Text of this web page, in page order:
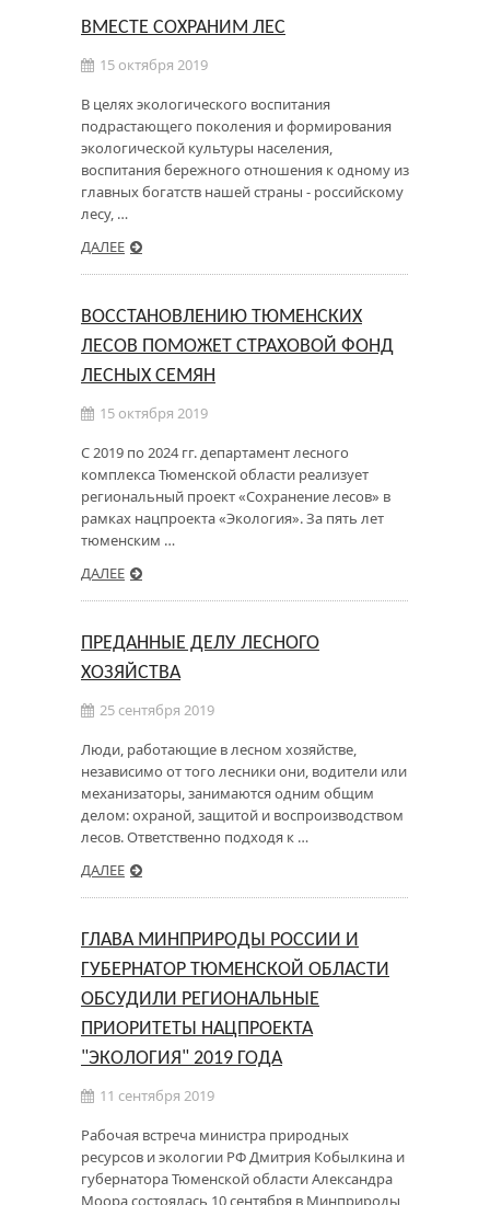
ВМЕСТЕ СОХРАНИМ ЛЕС
15 октября 2019
В целях экологического воспитания
подрастающего поколения и формирования
экологической культуры населения,
воспитания бережного отношения к одному из
главных богатств нашей страны - российскому
лесу, …
ДАЛЕЕ
ВОССТАНОВЛЕНИЮ ТЮМЕНСКИХ
ЛЕСОВ ПОМОЖЕТ СТРАХОВОЙ ФОНД
ЛЕСНЫХ СЕМЯН
15 октября 2019
С 2019 по 2024 гг. департамент лесного
комплекса Тюменской области реализует
региональный проект «Сохранение лесов» в
рамках нацпроекта «Экология». За пять лет
тюменским …
ДАЛЕЕ
ПРЕДАННЫЕ ДЕЛУ ЛЕСНОГО
ХОЗЯЙСТВА
25 сентября 2019
Люди, работающие в лесном хозяйстве,
независимо от того лесники они, водители или
механизаторы, занимаются одним общим
делом: охраной, защитой и воспроизводством
лесов. Ответственно подходя к …
ДАЛЕЕ
ГЛАВА МИНПРИРОДЫ РОССИИ И
ГУБЕРНАТОР ТЮМЕНСКОЙ ОБЛАСТИ
ОБСУДИЛИ РЕГИОНАЛЬНЫЕ
ПРИОРИТЕТЫ НАЦПРОЕКТА
"ЭКОЛОГИЯ" 2019 ГОДА
11 сентября 2019
Рабочая встреча министра природных
ресурсов и экологии РФ Дмитрия Кобылкина и
губернатора Тюменской области Александра
Моора состоялась 10 сентября в Минприроды